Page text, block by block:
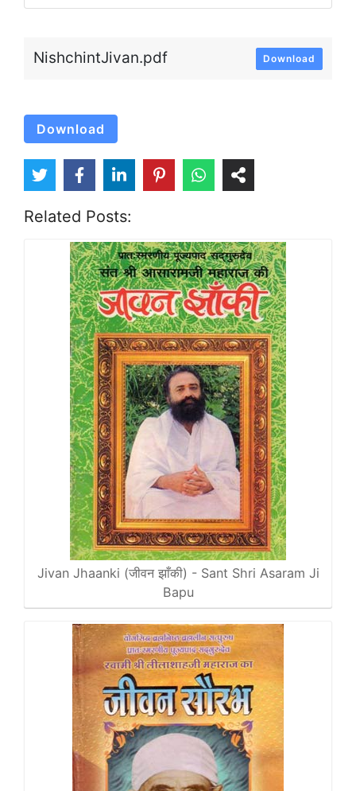
NishchintJivan.pdf Download
Download
Related Posts:
Jivan Jhaanki (जीवन झाँकी) - Sant Shri Asaram Ji
Bapu